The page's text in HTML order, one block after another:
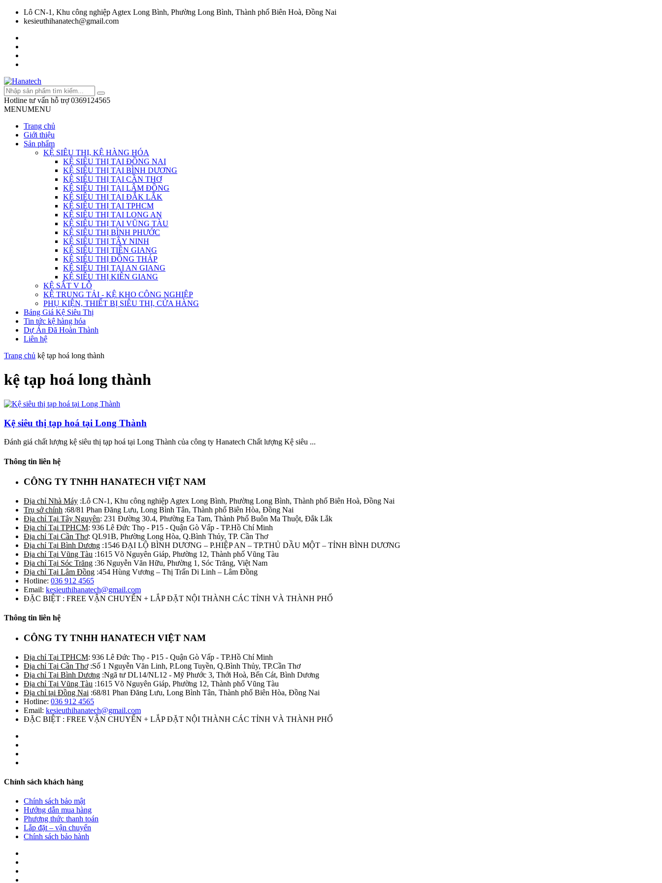
Lô CN-1, Khu công nghiệp Agtex Long Bình, Phường Long Bình, Thành phố Biên Hoà, Đồng Nai
kesieuthihanatech@gmail.com
Hotline tư vấn hỗ trợ 0369124565
MENUMENU
Trang chủ
Giới thiệu
Sản phẩm
KỆ SIÊU THỊ, KỆ HÀNG HÓA
KỆ SIÊU THỊ TẠI ĐỒNG NAI
KỆ SIÊU THỊ TẠI BÌNH DƯƠNG
KỆ SIÊU THỊ TẠI CẦN THƠ
KỆ SIÊU THỊ TẠI LÂM ĐỒNG
KỆ SIÊU THỊ TẠI ĐẮK LẮK
KỆ SIÊU THỊ TẠI TPHCM
KỆ SIÊU THỊ TẠI LONG AN
KỆ SIÊU THỊ TẠI VŨNG TÀU
KỆ SIÊU THỊ BÌNH PHƯỚC
KỆ SIÊU THỊ TÂY NINH
KỆ SIÊU THỊ TIỀN GIANG
KỆ SIÊU THỊ ĐỒNG THÁP
KỆ SIÊU THỊ TẠI AN GIANG
KỆ SIÊU THỊ KIÊN GIANG
KỆ SẮT V LỖ
KỆ TRUNG TẢI - KỆ KHO CÔNG NGHIỆP
PHỤ KIỆN, THIẾT BỊ SIÊU THỊ, CỬA HÀNG
Bảng Giá Kệ Siêu Thị
Tin tức kệ hàng hóa
Dự Án Đã Hoàn Thành
Liên hệ
Trang chủ kệ tạp hoá long thành
kệ tạp hoá long thành
Kệ siêu thị tạp hoá tại Long Thành
Đánh giá chất lượng kệ siêu thị tạp hoá tại Long Thành của công ty Hanatech Chất lượng Kệ siêu ...
Thông tin liên hệ
CÔNG TY TNHH HANATECH VIỆT NAM
Địa chỉ Nhà Máy :Lô CN-1, Khu công nghiệp Agtex Long Bình, Phường Long Bình, Thành phố Biên Hoà, Đồng Nai
Trụ sở chính :68/81 Phan Đăng Lưu, Long Bình Tân, Thành phố Biên Hòa, Đồng Nai
Địa chỉ Tại Tây Nguyên: 231 Đường 30.4, Phường Ea Tam, Thành Phố Buôn Ma Thuột, Đắk Lắk
Địa chỉ Tại TPHCM: 936 Lê Đức Thọ - P15 - Quận Gò Vấp - TP.Hồ Chí Minh
Địa chỉ Tại Cần Thơ: QL91B, Phường Long Hòa, Q.Bình Thủy, TP. Cần Thơ
Địa chỉ Tại Bình Dương :1546 ĐẠI LỘ BÌNH DƯƠNG – P.HIỆP AN – TP.THỦ DẦU MỘT – TỈNH BÌNH DƯƠNG
Địa chỉ Tại Vũng Tàu :1615 Võ Nguyên Giáp, Phường 12, Thành phố Vũng Tàu
Địa chỉ Tại Sóc Trăng :36 Nguyễn Văn Hữu, Phường 1, Sóc Trăng, Việt Nam
Địa chỉ Tại Lâm Đồng :454 Hùng Vương – Thị Trấn Di Linh – Lâm Đồng
Hotline: 036 912 4565
Email: kesieuthihanatech@gmail.com
ĐẶC BIỆT : FREE VẬN CHUYỂN + LẮP ĐẶT NỘI THÀNH CÁC TỈNH VÀ THÀNH PHỐ
Thông tin liên hệ
CÔNG TY TNHH HANATECH VIỆT NAM
Địa chỉ Tại TPHCM: 936 Lê Đức Thọ - P15 - Quận Gò Vấp - TP.Hồ Chí Minh
Địa chỉ Tại Cần Thơ:Số 1 Nguyễn Văn Linh, P.Long Tuyền, Q.Bình Thủy, TP.Cần Thơ
Địa chỉ Tại Bình Dương :Ngã tư DL14/NL12 - Mỹ Phước 3, Thới Hoà, Bến Cát, Bình Dương
Địa chỉ Tại Vũng Tàu :1615 Võ Nguyên Giáp, Phường 12, Thành phố Vũng Tàu
Địa chỉ tại Đồng Nai :68/81 Phan Đăng Lưu, Long Bình Tân, Thành phố Biên Hòa, Đồng Nai
Hotline: 036 912 4565
Email: kesieuthihanatech@gmail.com
ĐẶC BIỆT : FREE VẬN CHUYỂN + LẮP ĐẶT NỘI THÀNH CÁC TỈNH VÀ THÀNH PHỐ
Chính sách khách hàng
Chính sách bảo mật
Hướng dẫn mua hàng
Phương thức thanh toán
Lắp đặt – vận chuyển
Chính sách bảo hành